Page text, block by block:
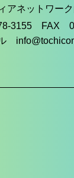
アネットワー
3155 FAX